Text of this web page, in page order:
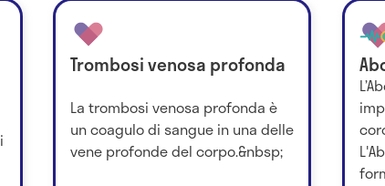
Trombosi venosa profonda
La trombosi venosa profonda è
un coagulo di sangue in una delle
vene profonde del corpo.&nbsp;